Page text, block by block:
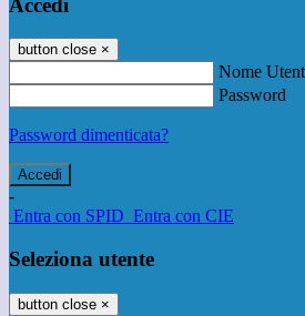
Accedi
button close ×
Nome
Password
Password dimenticata?
-
Entra con SPID Entra con CIE
Seleziona utente
button close ×